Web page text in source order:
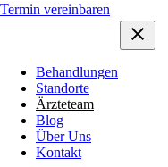
Termin vereinbaren
Behandlungen
Standorte
Ärzteteam
Blog
Über Uns
Kontakt